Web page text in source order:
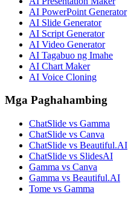
AI PowerPoint Generator
AI Slide Generator
AI Script Generator
AI Video Generator
AI Tagabuo ng Imahe
AI Chart Maker
AI Voice Cloning
Mga Paghahambing
ChatSlide vs Gamma
ChatSlide vs Canva
ChatSlide vs Beautiful.AI
ChatSlide vs SlidesAI
Gamma vs Canva
Gamma vs Beautiful.AI
Tome vs Gamma